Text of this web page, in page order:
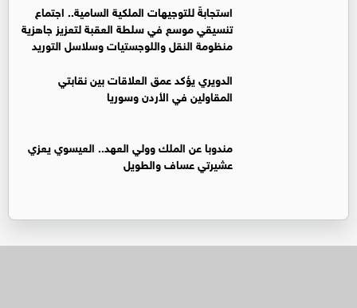
استجابةً للتوجيهات الملكية السامية.. اجتماع
تنسيقي موسع في سلطة العقبة لتعزيز جاهزية
منظومة النقل واللوجستيات وسلاسل التوريد
الدويري يؤكد عمق العلاقات بين نقابتي
المقاولين في الأردن وسوريا
مندوبا عن الملك وولي العهد.. العيسوي يعزي
عشيرتي عساف والطويل